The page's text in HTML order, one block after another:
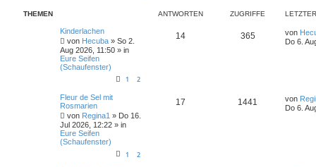
THEMEN ANTWORTEN ZUGRIFFE
Kinderlachen
von Hecuba » So 2.
Aug 2026, 11:50 » in
Eure Seifen
(Schaufenster)
1 2
14 365 von
Do 6.
Fleur de Sel mit
Rosmarien
von Regina1 » Do 16.
Jul 2026, 12:22 » in
Eure Seifen
(Schaufenster)
1 2
17 1441 von
Do 6.